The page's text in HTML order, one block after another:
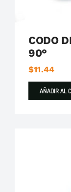
CODO
90°
$11.44
AÑADIR AL